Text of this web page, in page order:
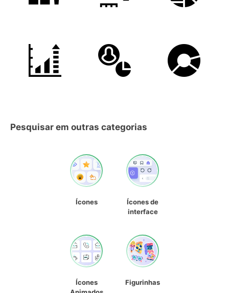
Pesquisar em outras categorias
Ícones
Ícones de
interface
Ícones
Figurinhas